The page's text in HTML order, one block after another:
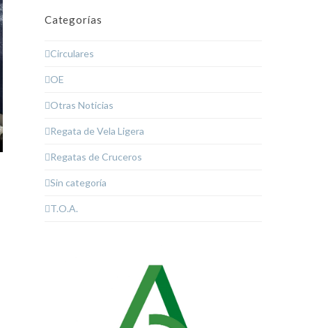
Categorías
Circulares
OE
Otras Noticias
Regata de Vela Ligera
Regatas de Cruceros
Sin categoría
T.O.A.